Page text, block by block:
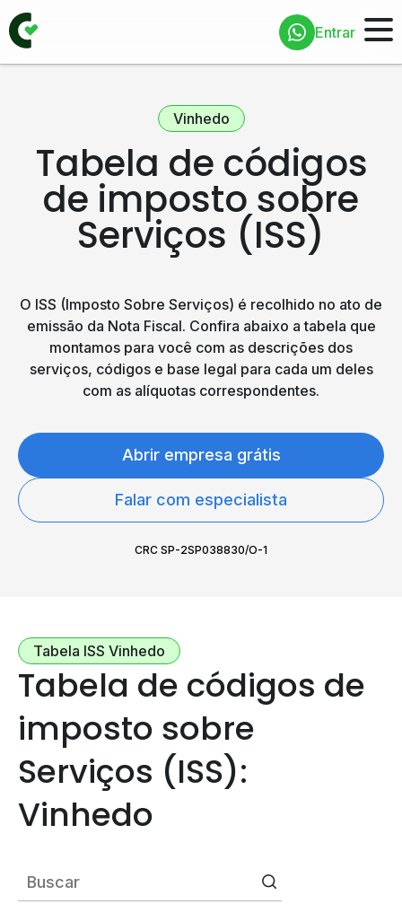
Entrar
Vinhedo
Tabela de códigos
de imposto sobre
Serviços (ISS)
O ISS (Imposto Sobre Serviços) é recolhido no ato de
emissão da Nota Fiscal. Confira abaixo a tabela que
montamos para você com as descrições dos
serviços, códigos e base legal para cada um deles
com as alíquotas correspondentes.
Abrir empresa grátis
Falar com especialista
CRC SP-2SP038830/O-1
Tabela ISS Vinhedo
Tabela de códigos de
imposto sobre
Serviços (ISS):
Vinhedo